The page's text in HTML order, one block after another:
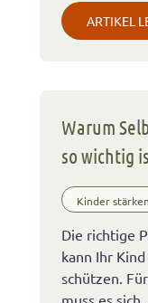
ARTIKEL
Warum
so wichtig
Kinder stärken
Die richtige
kann Ihr
schützen.
muss es sich